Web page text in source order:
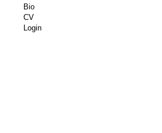
Bio
CV
Login